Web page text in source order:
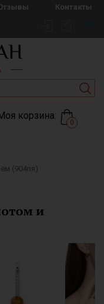
Контакты
корзина:
0
(904пя)
и